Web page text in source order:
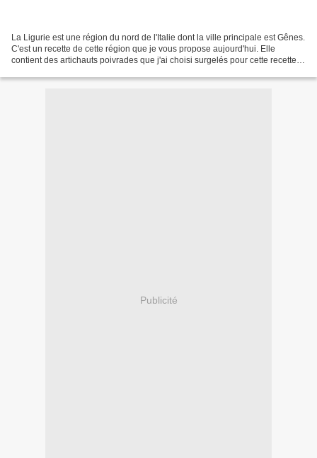
La Ligurie est une région du nord de l'Italie dont la ville principale est Gênes.
C'est un recette de cette région que je vous propose aujourd'hui. Elle
contient des artichauts poivrades que j'ai choisi surgelés pour cette recette.
Publicité